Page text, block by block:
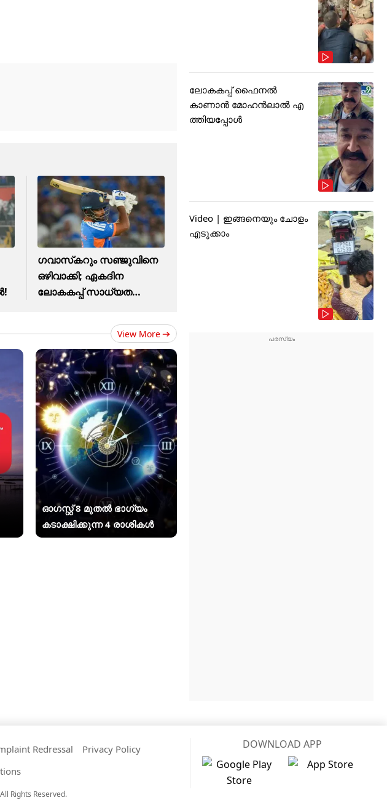
ഗവാസ്‌കറും സഞ്ജുവിനെ
ഒഴിവാക്കി; ഏകദിന
ലോകകപ്പ് സാധ്യത
View More
ഓഗസ്റ്റ് 8 മുതൽ ഭാഗ്യം
കടാക്ഷിക്കുന്ന 4 രാശികൾ
ലോകകപ്പ് ഫൈനൽ
കാണാൻ മോഹൻലാൽ എ
ത്തിയപ്പോൾ
Video | ഇങ്ങനെയും ചോളം
എടുക്കാം
Redressal
Privacy Policy
DOWNLOAD APP
Rights Reserved.